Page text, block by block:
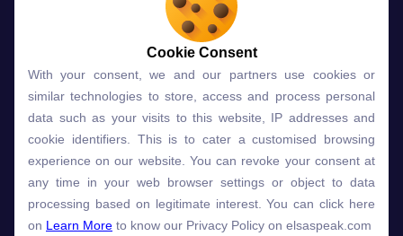
âm và ngữ pháp ngay lập tức, giúp cải thiện kỹ năng
và tiến bộ nhanh chóng.
Lựa chọn gói học ELSA dành
cho bạn
Cookie Consent
With your consent, we and our partners use cookies or
similar technologies to store, access and process personal
data such as your visits to this website, IP addresses and
cookie identifiers. This is to cater a customised browsing
experience on our website. You can revoke your consent at
any time in your web browser settings or object to data
processing based on legitimate interest. You can click here
on Learn More to know our Privacy Policy on elsaspeak.com
Cookie Consent
With your consent, we and our partners use cookies or
similar technologies to store, access and process personal
data such as your visits to this website, IP addresses and
cookie identifiers. This is to cater a customised browsing
experience on our website. You can revoke your consent at
any time in your web browser settings or object to data
processing based on legitimate interest. You can click here
on Learn More to know our Privacy Policy on elsaspeak.com